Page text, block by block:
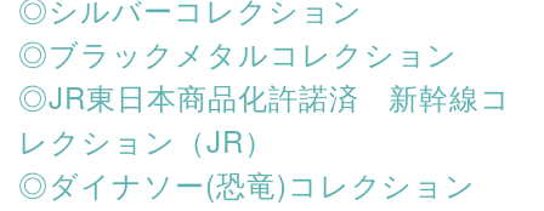
◎シルバーコレクション
◎ブラックメタルコレクション
◎JR東日本商品化許諾済 新幹線コ
レクション（JR）
◎ダイナソー(恐竜)コレクション